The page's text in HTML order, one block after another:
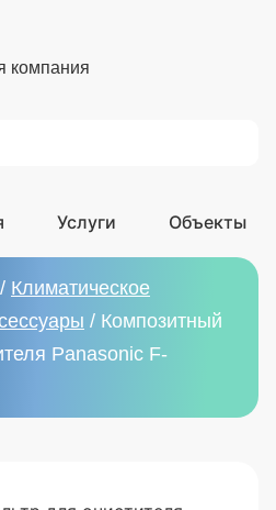
компания
Услуги Объекты
/ Климатическое
/ Композитный
Panasonic F-